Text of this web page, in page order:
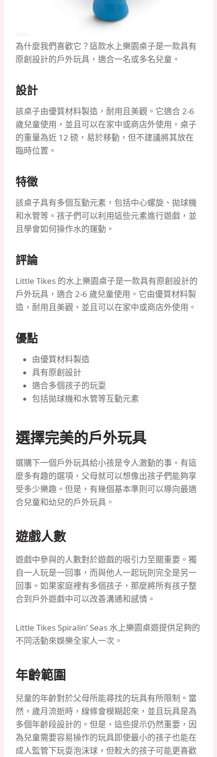
為什麼我們喜歡它？這款水上樂園桌子是一款具有
原創設計的戶外玩具，適合一名或多名兒童。
設計
該桌子由優質材料製造，耐用且美觀。它適合 2-6
歲兒童使用，並且可以在家中或商店外使用。桌子
的重量為近 12 磅，易於移動，但不建議將其放在
臨時位置。
特徵
該桌子具有多個互動元素，包括中心螺旋、拋球機
和水管等。孩子們可以利用這些元素進行遊戲，並
且學會如何操作水的運動。
評論
Little Tikes 的水上樂園桌子是一款具有原創設計的
戶外玩具，適合 2-6 歲兒童使用。它由優質材料製
造，耐用且美觀，並且可以在家中或商店外使用。
優點
由優質材料製造
具有原創設計
適合多個孩子的玩耍
包括拋球機和水管等互動元素
選擇完美的戶外玩具
選購下一個戶外玩具給小孩是令人激動的事。有這
麼多有趣的選項，父母就可以想像出孩子們能夠享
受多少樂趣。但是，有幾個基本準則可以導向最適
合兒童和幼兒的戶外玩具。
遊戲人數
遊戲中參與的人數對於遊戲的吸引力至關重要。獨
自一人玩是一回事，而與他人一起玩則完全是另一
回事。如果家庭裡有多個孩子，那麼將所有孩子整
合到戶外遊戲中可以改善溝通和感情。
Little Tikes Spiralin’ Seas 水上樂園桌遊提供足夠的
不同活動來娛樂全家人一次。
年齡範圍
兒童的年齡對於父母所能尋找的玩具有所限制。當
然，歲月流逝時，線條會模糊起來，並且玩具是為
多個年齡段設計的。但是，這些提示仍然重要，因
為兒童需要容易操作的玩具即使最小的孩子也能在
成人監管下玩耍泡沫球，但較大的孩子可能更喜歡